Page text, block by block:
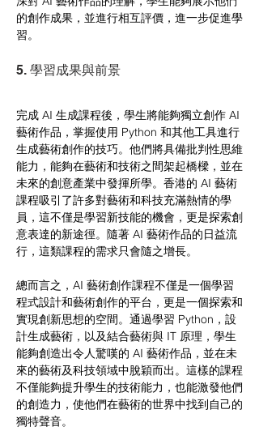
的創作成果，並進行相互評價，進一步促進學
習。
5. 學習成果與前景
完成 AI 生成課程後，學生將能夠獨立創作 AI
藝術作品，掌握使用 Python 和其他工具進行
生成藝術創作的技巧。他們將具備批判性思維
能力，能夠在藝術和技術之間架起橋樑，並在
未來的創意產業中發揮所學。香港的 AI 藝術
課程吸引了許多對藝術和科技充滿熱情的學
員，這不僅是學習新技能的機會，更是探索創
意表達的新途徑。隨著 AI 藝術作品的日益流
行，這類課程的需求只會隨之增長。
總而言之，AI 藝術創作課程不僅是一個學習
程式設計和藝術創作的平台，更是一個探索和
實現創新思想的空間。通過學習 Python，設
計生成藝術，以及結合藝術與 IT 原理，學生
能夠創造出令人驚嘆的 AI 藝術作品，並在未
來的藝術及科技領域中脫穎而出。這樣的課程
不僅能夠提升學生的技術能力，也能激發他們
的創造力，使他們在藝術的世界中找到自己的
獨特聲音。